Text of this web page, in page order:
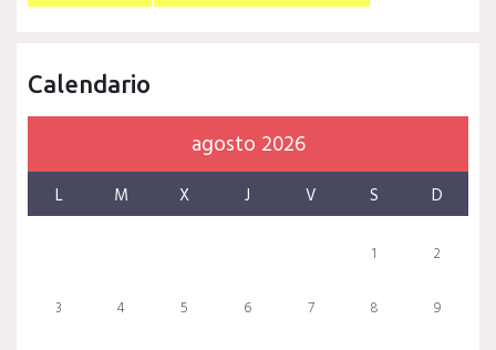
Calendario
agosto 2026
L M X J V S D
1 2
3 4 5 6 7 8 9